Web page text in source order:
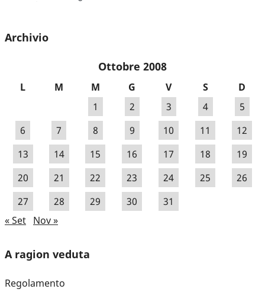
Archivio
Ottobre 2008
L M M G V S
D
1
2 3 4
5
6
7 8 9 10 11
12
13
14 15 16 17 18
19
20
21 22 23 24 25
26
27
28 29 30
31
« Set Nov »
A ragion veduta
Regolamento